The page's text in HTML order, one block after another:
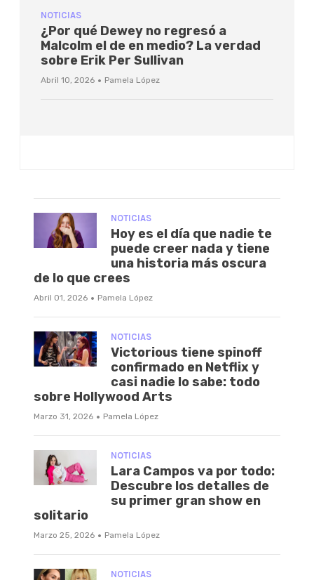
NOTICIAS
¿Por qué Dewey no regresó a
Malcolm el de en medio? La verdad
sobre Erik Per Sullivan
Abril 10, 2026 · Pamela López
NOTICIAS
Hoy es el día que nadie te
puede creer nada y tiene
una historia más oscura
de lo que crees
Abril 01, 2026 · Pamela López
NOTICIAS
Victorious tiene spinoff
confirmado en Netflix y
casi nadie lo sabe: todo
sobre Hollywood Arts
Marzo 31, 2026 · Pamela López
NOTICIAS
Lara Campos va por todo:
Descubre los detalles de
su primer gran show en
solitario
Marzo 25, 2026 · Pamela López
NOTICIAS